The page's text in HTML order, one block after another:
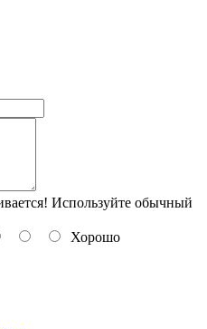
Используйте обычный
Хорошо